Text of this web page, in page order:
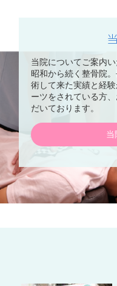
当院についてご案内い
昭和から続く整骨院
術して来た実績と経
ーツをされている方
だいております。
当